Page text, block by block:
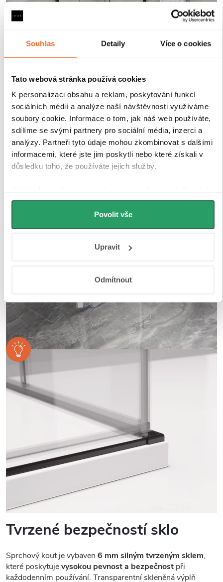
Souhlas Detaily Více o cookies
Tato webová stránka používá cookies
K personalizaci obsahu a reklam, poskytování funkcí
sociálních médií a analýze naší návštěvnosti využíváme
soubory cookie. Informace o tom, jak náš web používáte,
sdílíme se svými partnery pro sociální média, inzerci a
analýzy. Partneři tyto údaje mohou zkombinovat s dalšími
informacemi, které jste jim poskytli nebo které získali v
důsledku toho, že používáte jejich služby.
můžeme používat cookies pro analytiku a
personalizovanou reklamu. Jak Google zpracovává
osobní údaje najdete na stránkách
Povolit vše
Upravit
Odmítnout
Magnetické lišty
Zavírání pomocí magnetických lišt
pevně drží
sprchové dveře a zabraňuje jejich samovolnému
otevírání. Lišty jsou umístěny na hraně dveří a rámu
nebo mezi dvěma skleněnými křídly, kde magnety
zajišťují jejich bezpečné přilnutí.
Tvrzené bezpečností sklo
Sprchový kout je vybaven 6 mm silným tvrzeným sklem,
které poskytujevysokou pevnost a bezpečnost při
každodenním používání. Transparentní skleněná výplň